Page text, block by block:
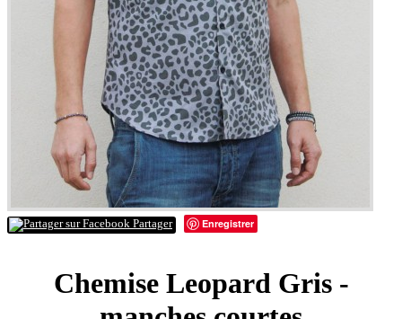
Partager Enregistrer
Chemise Leopard Gris -